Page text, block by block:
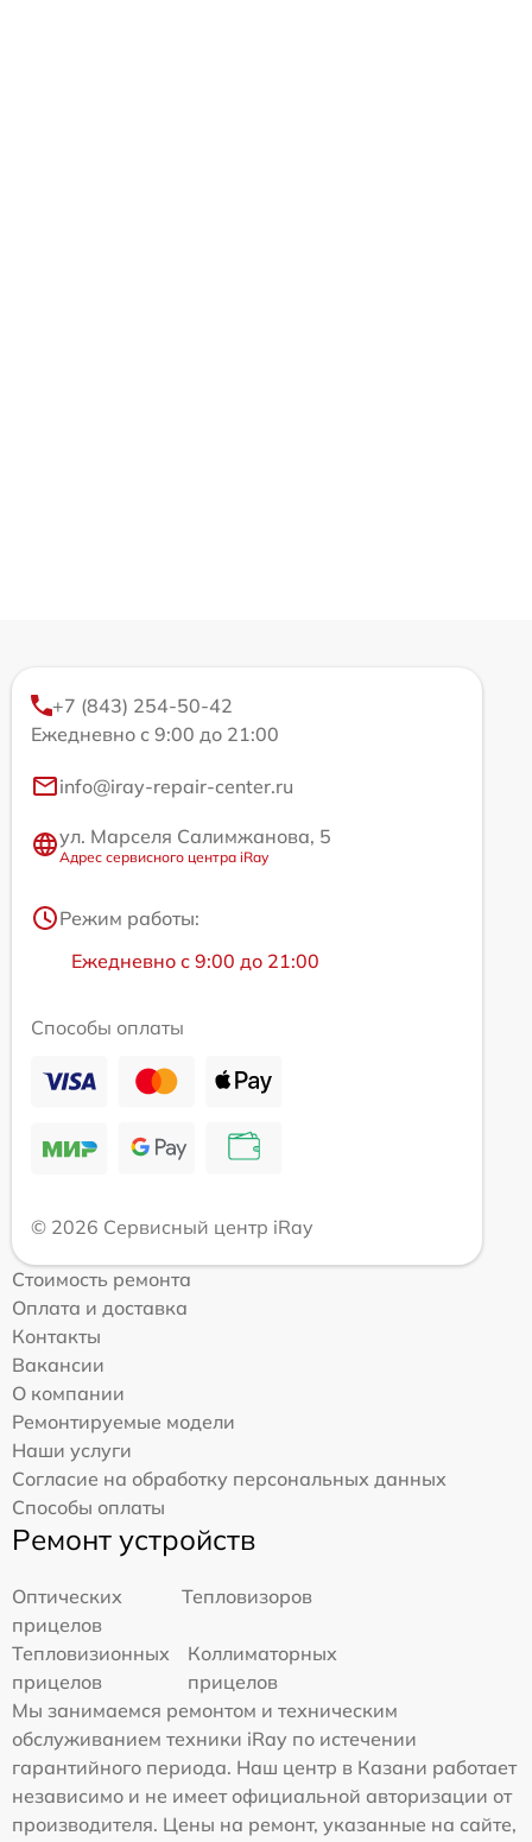
+7 (843) 254-50-42
Ежедневно с 9:00 до 21:00
info@iray-repair-center.ru
ул. Марселя Салимжанова, 5
Адрес сервисного центра iRay
Режим работы:
Ежедневно с 9:00 до 21:00
Способы оплаты
© 2026 Сервисный центр iRay
Стоимость ремонта
Оплата и доставка
Контакты
Вакансии
О компании
Ремонтируемые модели
Наши услуги
Согласие на обработку персональных данных
Способы оплаты
Ремонт устройств
Оптических
прицелов
Тепловизоров
Тепловизионных
прицелов
Коллиматорных
прицелов
Мы занимаемся ремонтом и техническим
обслуживанием техники iRay по истечении
гарантийного периода. Наш центр в Казани работает
независимо и не имеет официальной авторизации от
производителя. Цены на ремонт, указанные на сайте,